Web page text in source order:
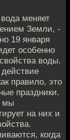
меняет
Земли, -
19 января
особенно
воды.
правило, это
праздники.
мы
на них и
когда